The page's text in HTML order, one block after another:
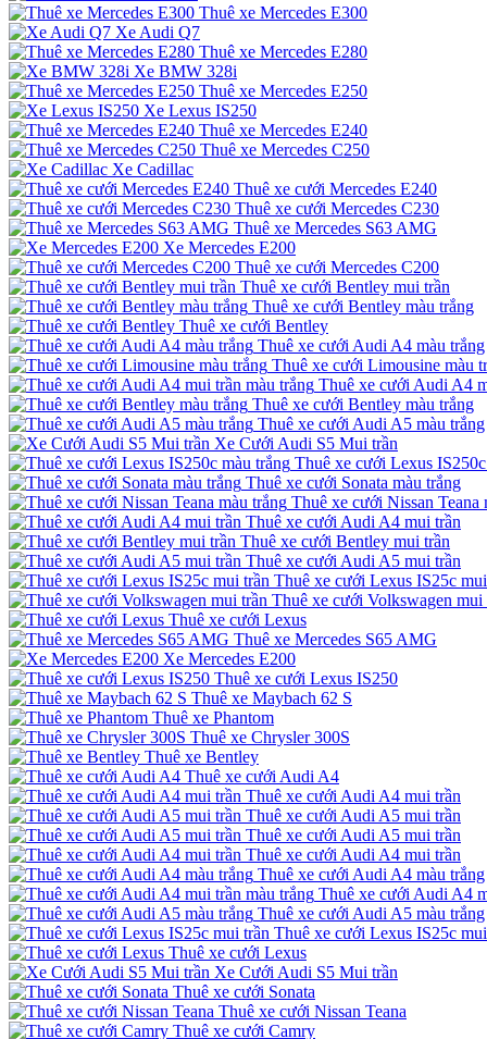
Thuê xe Mercedes E300
Xe Audi Q7
Thuê xe Mercedes E280
Xe BMW 328i
Thuê xe Mercedes E250
Xe Lexus IS250
Thuê xe Mercedes E240
Thuê xe Mercedes C250
Xe Cadillac
Thuê xe cưới Mercedes E240
Thuê xe cưới Mercedes C230
Thuê xe Mercedes S63 AMG
Xe Mercedes E200
Thuê xe cưới Mercedes C200
Thuê xe cưới Bentley mui trần
Thuê xe cưới Bentley màu trắng
Thuê xe cưới Bentley
Thuê xe cưới Audi A4 màu trắng
Thuê xe cưới Limousine màu
Thuê xe cưới Audi A4
Thuê xe cưới Bentley màu trắng
Thuê xe cưới Audi A5 màu trắng
Xe Cưới Audi S5 Mui trần
Thuê xe cưới Lexus
Thuê xe cưới Sonata màu trắng
Thuê xe cưới Nissan Teana
Thuê xe cưới Audi A4 mui trần
Thuê xe cưới Bentley mui trần
Thuê xe cưới Audi A5 mui trần
Thuê xe cưới Lexus IS25c
Thuê xe cưới Volkswagen mui
Thuê xe cưới Lexus
Thuê xe Mercedes S65 AMG
Xe Mercedes E200
Thuê xe cưới Lexus IS250
Thuê xe Maybach 62 S
Thuê xe Phantom
Thuê xe Chrysler 300S
Thuê xe Bentley
Thuê xe cưới Audi A4
Thuê xe cưới Audi A4 mui trần
Thuê xe cưới Audi A5 mui trần
Thuê xe cưới Audi A5 mui trần
Thuê xe cưới Audi A4 mui trần
Thuê xe cưới Audi A4 màu trắng
Thuê xe cưới Audi A4
Thuê xe cưới Audi A5 màu trắng
Thuê xe cưới Lexus IS25c
Thuê xe cưới Lexus
Xe Cưới Audi S5 Mui trần
Thuê xe cưới Sonata
Thuê xe cưới Nissan Teana
Thuê xe cưới Camry